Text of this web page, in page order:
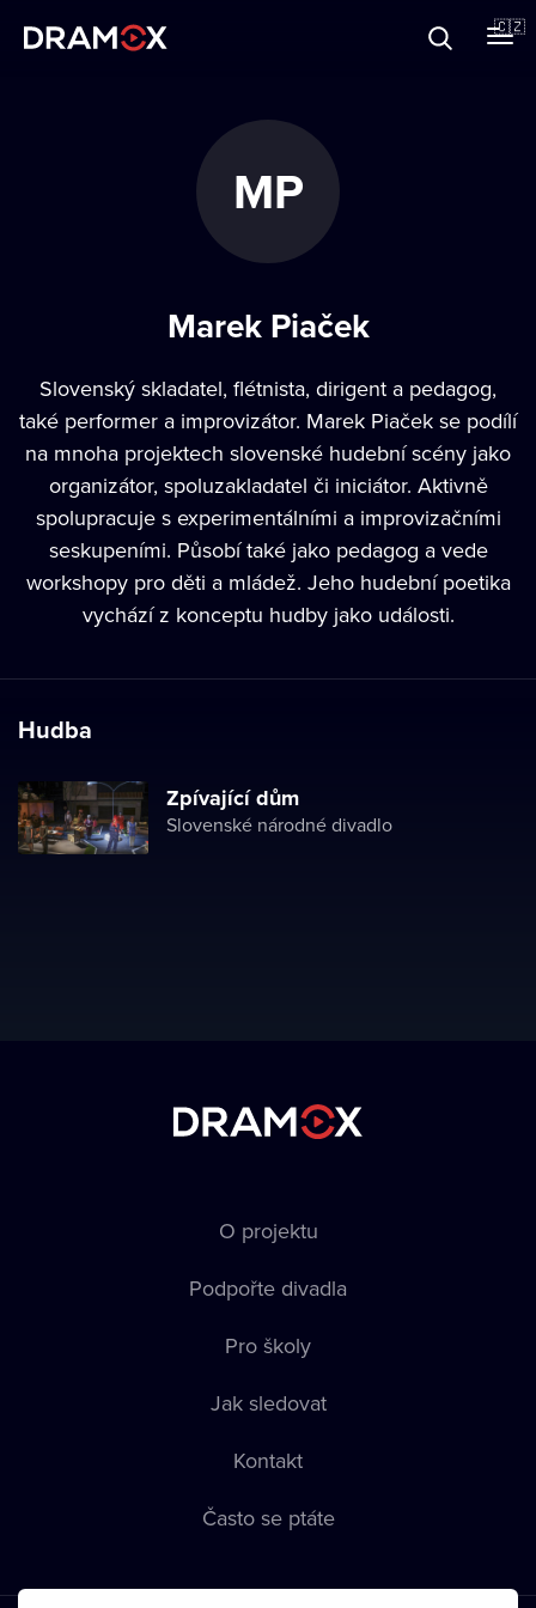
🇨🇿
MP
Marek Piaček
Slovenský skladatel, flétnista, dirigent a pedagog,
také performer a improvizátor. Marek Piaček se podílí
na mnoha projektech slovenské hudební scény jako
organizátor, spoluzakladatel či iniciátor. Aktivně
spolupracuje s experimentálními a improvizačními
seskupeními. Působí také jako pedagog a vede
workshopy pro děti a mládež. Jeho hudební poetika
vychází z konceptu hudby jako události.
Hudba
Zpívající dům
Slovenské národné divadlo
O projektu
Podpořte divadla
Pro školy
Jak sledovat
Kontakt
Často se ptáte